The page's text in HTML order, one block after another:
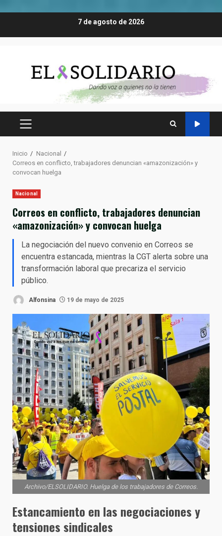
7 de agosto de 2026
MENÚ
Inicio
Nacional
Correos en conflicto, trabajadores denuncian «amazonización» y
convocan huelga
Nacional
Correos en conflicto, trabajadores denuncian
«amazonización» y convocan huelga
La negociación del nuevo convenio en Correos se
encuentra estancada, mientras la CGT alerta sobre una
transformación laboral que precariza el servicio
público.
Alfonsina 19 de mayo de 2025
Archivo/ELSOLIDARIO. Huelga de los trabajadores de Correos.
Estancamiento en las negociaciones y
tensiones sindicales